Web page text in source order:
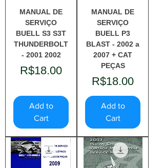
MANUAL DE
SERVIÇO
BUELL S3 S3T
THUNDERBOLT
- 2001 2002
Price
R$18.00
Add to
Cart
MANUAL DE
SERVIÇO
BUELL P3
BLAST - 2002 a
2007 + CAT
PEÇAS
Price
R$18.00
Add to
Cart